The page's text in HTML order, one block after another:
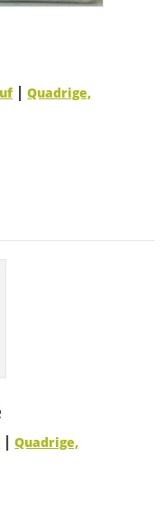
|Quadrige,
|Quadrige,